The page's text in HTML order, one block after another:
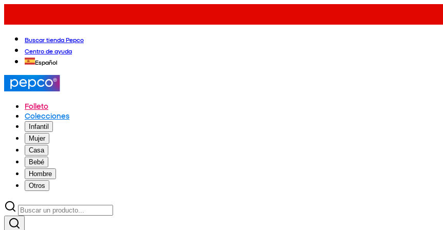
Buscar tienda Pepco
Centro de ayuda
Español
Folleto
Colecciones
Infantil
Mujer
Casa
Bebé
Hombre
Otros